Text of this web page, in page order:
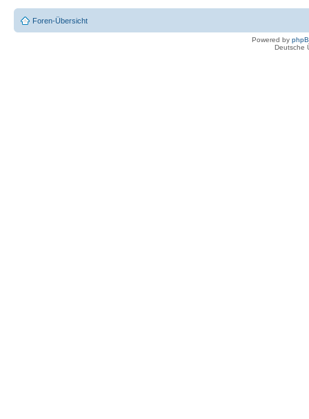
Foren-Übersicht
Powered by
Deutsche